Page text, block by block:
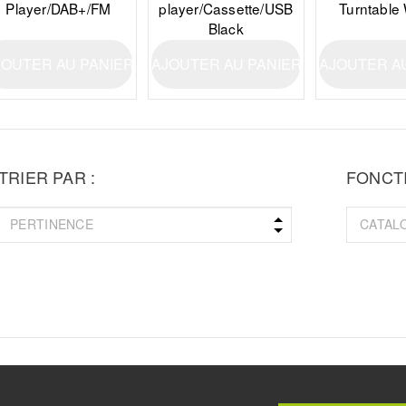
Player/DAB+/FM
player/Cassette/USB
Black
Turntable
PAR :